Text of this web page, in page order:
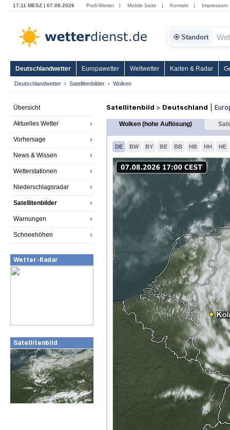
17:11 MESZ | 07.08.2026 Profi-Wetter | Mobile Seite | Kontakt | Impressum
Standort
Deutschlandwetter Europawetter Weltwetter Karten & Radar
Deutschlandwetter Satellitenbilder Wolken
Übersicht
Aktuelles Wetter
Vorhersage
News & Wissen
Wetterstationen
Niederschlagsradar
Satellitenbilder
Warnungen
Schneehöhen
Wetter-Radar
Satellitenbild
Satellitenbild > Deutschland
Wolken (hohe Auflösung)
DE BW BY BE BB HB HH HE